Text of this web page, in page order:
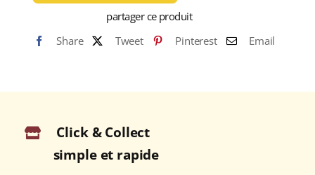
12
46%
Single
WHISKY
(ÉCOSSE
partager ce produit
Share
Tweet Pinterest Email
Click & Collect
simple et rapide